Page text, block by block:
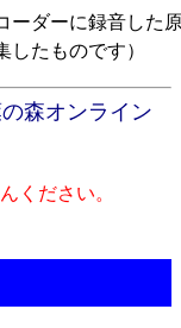
ーダーに録音した
たものです）
森オンライン
ください。